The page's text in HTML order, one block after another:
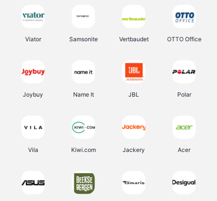
Viator Samsonite Vertbaudet OTTO Office
Joybuy Name It JBL Polar
Vila Kiwi.com Jackery Acer